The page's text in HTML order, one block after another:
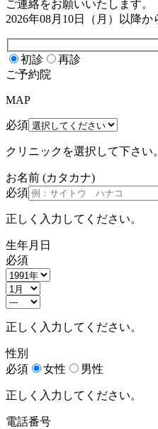
ご連絡をお願いいたします。
2026年08月10日（月）
以降か
初診
再診
ご予約院
MAP
必須
クリニックを選択して下さい。
お名前 (カタカナ)
必須
正しく入力してください。
生年月日
必須
正しく入力してください。
性別
必須
女性 男性
正しく入力してください。
電話番号